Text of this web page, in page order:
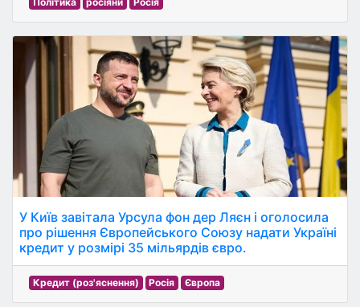
У Київ завітала Урсула фон дер Ляєн і оголосила
про рішення Європейського Союзу надати Україні
кредит у розмірі 35 мільярдів євро.
Кредит (роз'яснення) Росія Європа